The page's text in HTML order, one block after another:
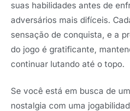
suas habilidades antes de
adversários mais difíceis.
sensação de conquista, e a
do jogo é gratificante,
continuar lutando até o topo.
Se você está em busca de
nostalgia com uma